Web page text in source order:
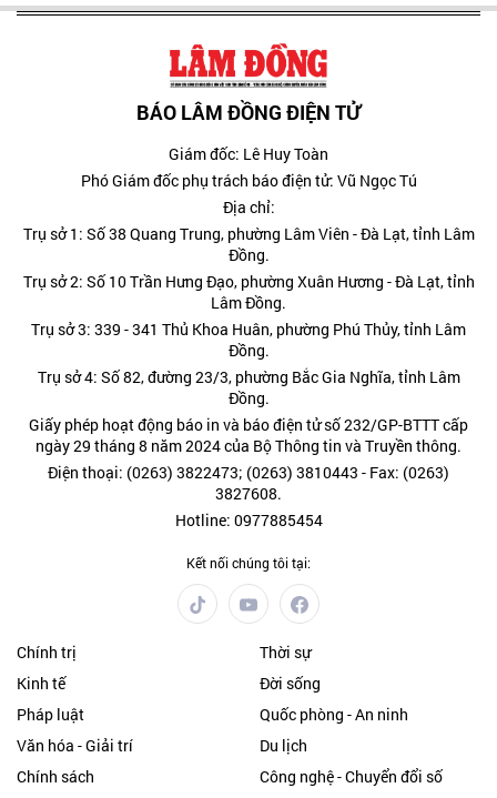
BÁO LÂM ĐỒNG ĐIỆN TỬ
Giám đốc: Lê Huy Toàn
Phó Giám đốc phụ trách báo điện tử: Vũ Ngọc Tú
Địa chỉ:
Trụ sở 1: Số 38 Quang Trung, phường Lâm Viên - Đà Lạt, tỉnh Lâm
Đồng.
Trụ sở 2: Số 10 Trần Hưng Đạo, phường Xuân Hương - Đà Lạt, tỉnh
Lâm Đồng.
Trụ sở 3: 339 - 341 Thủ Khoa Huân, phường Phú Thủy, tỉnh Lâm
Đồng.
Trụ sở 4: Số 82, đường 23/3, phường Bắc Gia Nghĩa, tỉnh Lâm
Đồng.
Giấy phép hoạt động báo in và báo điện tử số 232/GP-BTTT cấp
ngày 29 tháng 8 năm 2024 của Bộ Thông tin và Truyền thông.
Điện thoại: (0263) 3822473; (0263) 3810443 - Fax: (0263)
3827608.
Hotline: 0977885454
Kết nối chúng tôi tại:
Chính trị
Thời sự
Kinh tế
Đời sống
Pháp luật
Quốc phòng - An ninh
Văn hóa - Giải trí
Du lịch
Chính sách
Công nghệ - Chuyển đổi số